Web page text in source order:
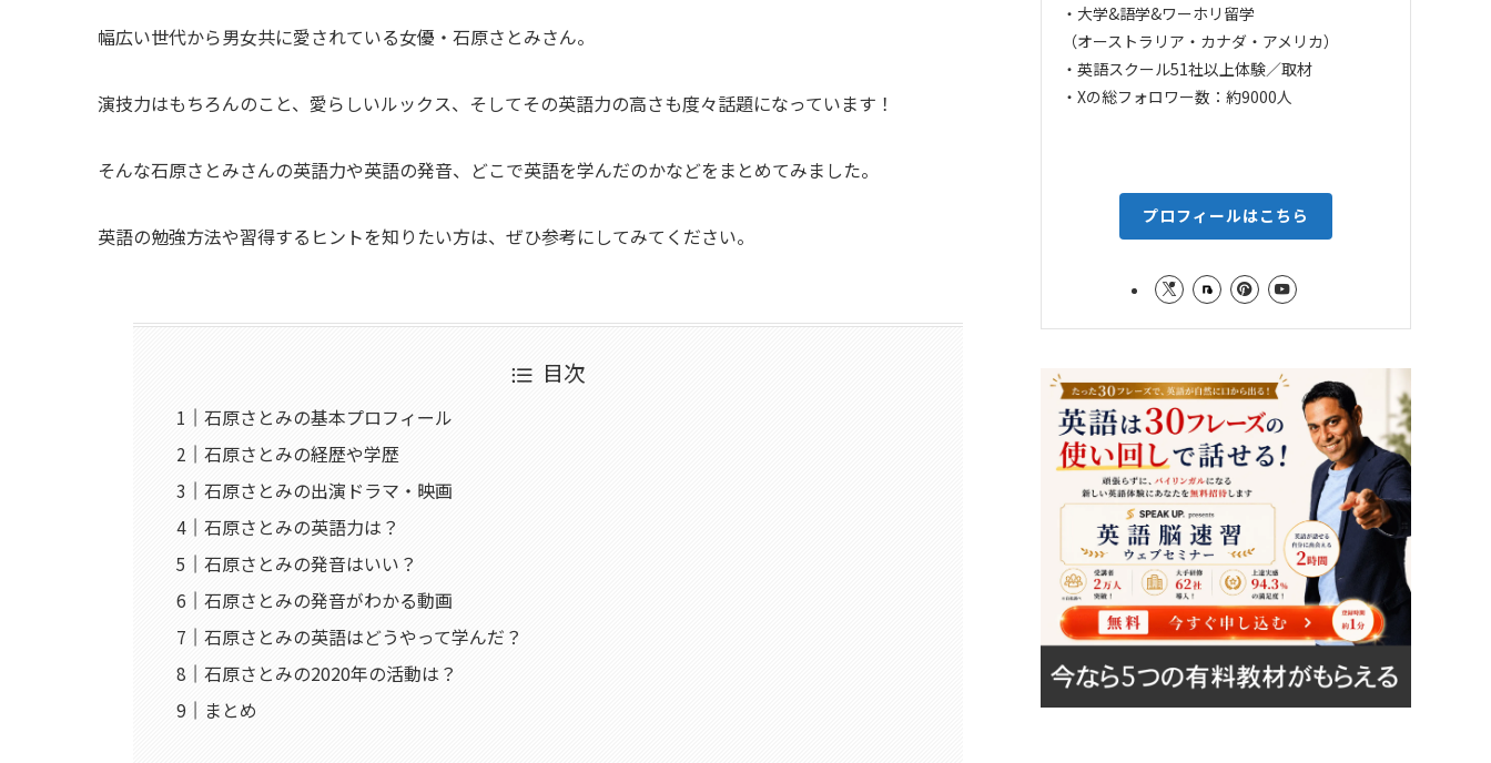
幅広い世代から男女共に愛されている女優・石原さとみさん。
演技力はもちろんのこと、愛らしいルックス、そしてその英語力の高さも度々話題になっています！
そんな石原さとみさんの英語力や英語の発音、どこで英語を学んだのかなどをまとめてみました。
英語の勉強方法や習得するヒントを知りたい方は、ぜひ参考にしてみてください。
目次
石原さとみの基本プロフィール
石原さとみの経歴や学歴
石原さとみの出演ドラマ・映画
石原さとみの英語力は？
石原さとみの発音はいい？
石原さとみの発音がわかる動画
石原さとみの英語はどうやって学んだ？
石原さとみの2020年の活動は？
まとめ
・大学&語学&ワーホリ留学
（オーストラリア・カナダ・アメリカ）
・英語スクール51社以上体験／取材
・Xの総フォロワー数：約9000人
プロフィールはこちら